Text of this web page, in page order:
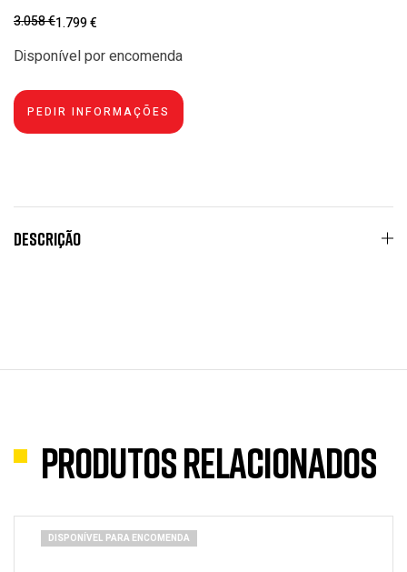
3.058€1.799€
Disponível por encomenda
Descrição
Produtos Relacionados
DISPONÍVEL PARA ENCOMENDA